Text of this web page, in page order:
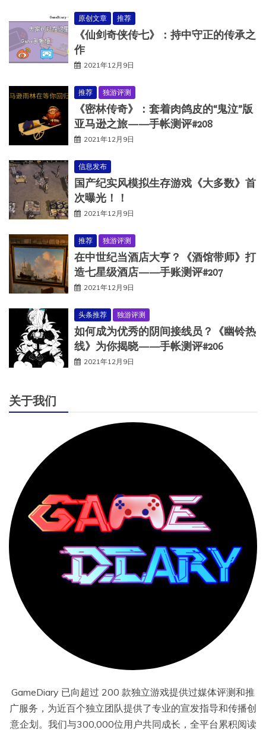
原创文章 推荐
《仙剑奇侠传七》：持中守正的传承之
作
2021年12月9日
推荐 独游评测
《密林传奇》：套着肉鸽皮的“鬼泣”版
亚马逊之旅——手帐测评#208
2021年12月9日
信息发布
国产纪实风模拟生存游戏《大多数》首
次曝光！！
2021年12月9日
推荐 独游评测
在中世纪当酒店大亨？《酒馆带师》打
造七星级酒店——手账测评#207
2021年12月9日
头条推荐 独游评测
如何成为优秀的阴间接线员？《幽铃热
线》为你揭晓——手帐测评#206
2021年12月9日
关于我们
GameDiary 已向超过 200 款独立游戏提供过媒体评测和推
广服务，为近百个独立团队提供了专业的宣发指导和传播创
意企划。我们与300,000位用户共同成长，全平台累积阅读